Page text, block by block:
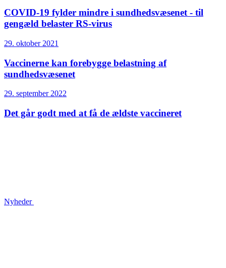
COVID-19 fylder mindre i sundhedsvæsenet - til
gengæld belaster RS-virus
29. oktober 2021
Vaccinerne kan forebygge belastning af
sundhedsvæsenet
29. september 2022
Det går godt med at få de ældste vaccineret
Nyheder